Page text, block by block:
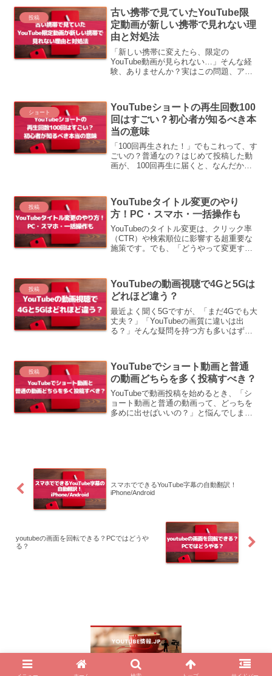
でのタイトル変更方法もご紹介します。
YouTubeのタ...
投稿
古い携帯で見ていたYouTube限
定動画が新しい携帯で見れない理
由と対処法
「新しい携帯に変えたら、限定の
YouTube動画が見られない…」そんな経
験、ありませんか？実はこの問題、アカ
「見れない理由」と「見れるようにする
方法」をわかりやすく解説...
ショート
YouTubeショートの再生回数100
回はすごい？初心者が知るべき本
当の意味
「100回再生された！」でもこれって、す
ごいの？普通なの？はじめて投稿した動
画が、 100回再生に届くと、なんだかワ
くと、 自分はまだまだ…と落ち込んでし
まうことも。で...
投稿
YouTubeタイトル変更のやり
方！PC・スマホ・一括操作も
YouTubeのタイトル変更は、クリック率
（CTR）や検索順位に影響する超重要な
施策です。でも、「どうやって変更する
は、PC・スマホ・一括変更の方法からAI
やA/Bテスト...
投稿
YouTubeの動画視聴で4Gと5Gは
どれほど違う？
最近よく聞く5Gですが、「まだ4Gでも大
丈夫？」「YouTubeの画質に違いは出
る？」そんな疑問を持つ方も多いはず。
問題ありません！「5Gに変えたけど
YouTu...
投稿
YouTubeでショート動画と普通
の動画どちらを多く投稿すべき？
YouTubeで動画投稿を始めるとき、「シ
ョート動画と普通の動画って、どっちを
多めに出せばいいの？」と悩んでしまう
スマホでできるYouTube字幕の自動翻訳！
iPhone/Android
youtubeの画面を回転できる？PCではどうや
る？
© 2024 YouTube情報.jp.